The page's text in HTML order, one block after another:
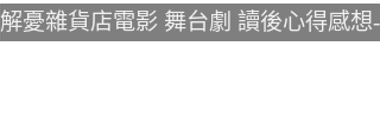
解憂雜貨店電影 舞台劇 讀後心得感想